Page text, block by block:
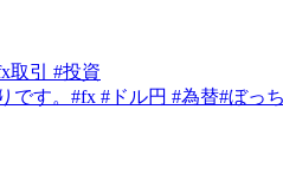
取引 #投資
す。#fx #ドル円 #為替#ぼっち